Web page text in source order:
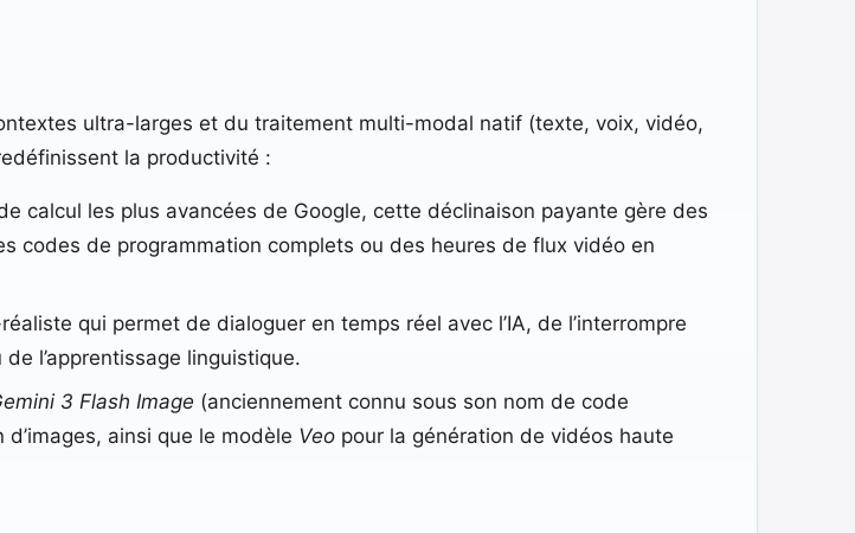
ultra-larges et du traitement multi-modal natif (texte, voix, vidéo,
la productivité :
calcul les plus avancées de Google, cette déclinaison payante gère des
codes de programmation complets ou des heures de flux vidéo en
qui permet de dialoguer en temps réel avec l’IA, de l’interrompre
l’apprentissage linguistique.
3 Flash Image (anciennement connu sous son nom de code
ainsi que le modèle Veopour la génération de vidéos haute